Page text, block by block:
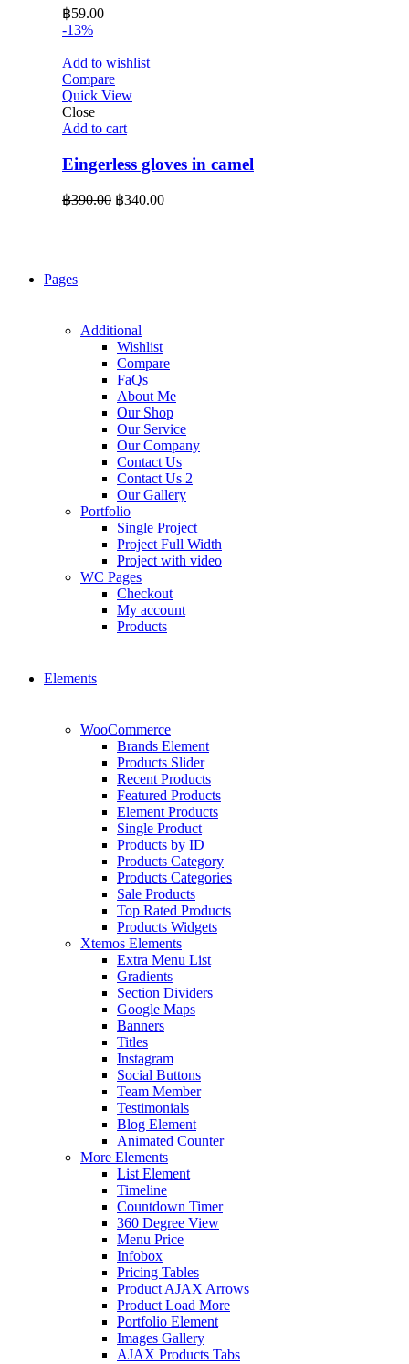
฿59.00
-13%
Add to wishlist
Compare
Quick View
Close
Add to cart
Eingerless gloves in camel
฿390.00 Original
฿340.00Current
Pages
Additional
Wishlist
Compare
FaQs
About Me
Our Shop
Our Service
Our Company
Contact Us
Contact Us 2
Our Gallery
Portfolio
Single Project
Project Full Width
Project with video
WC Pages
Checkout
My account
Products
Elements
WooCommerce
Brands Element
Products Slider
Recent Products
Featured Products
Element Products
Single Product
Products by ID
Products Category
Products Categories
Sale Products
Top Rated Products
Products Widgets
Xtemos Elements
Extra Menu List
Gradients
Section Dividers
Google Maps
Banners
Titles
Instagram
Social Buttons
Team Member
Testimonials
Blog Element
Animated Counter
More Elements
List Element
Timeline
Countdown Timer
360 Degree View
Menu Price
Infobox
Pricing Tables
Product AJAX Arrows
Product Load More
Portfolio Element
Images Gallery
AJAX Products Tabs